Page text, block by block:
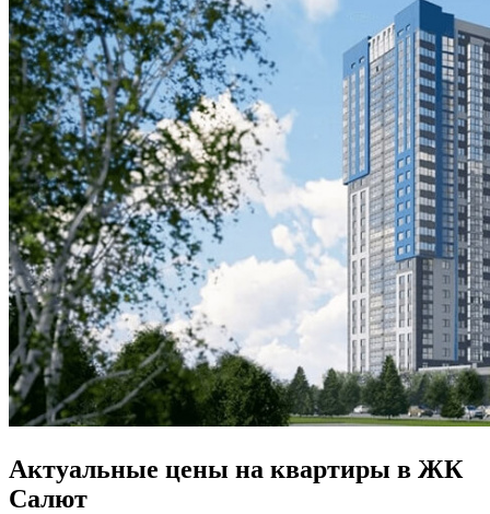
Актуальные цены на квартиры в ЖК
Салют